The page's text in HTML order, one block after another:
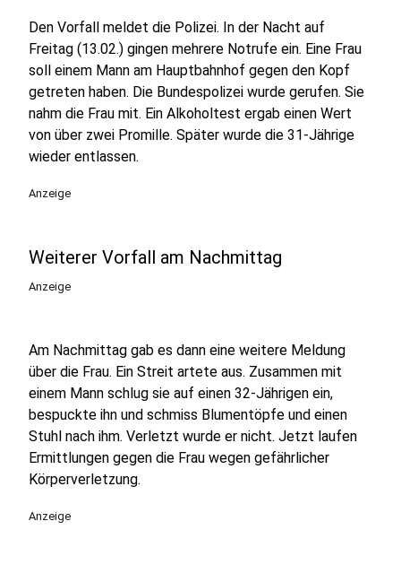
Den Vorfall meldet die Polizei. In der Nacht auf
Freitag (13.02.) gingen mehrere Notrufe ein. Eine Frau
soll einem Mann am Hauptbahnhof gegen den Kopf
getreten haben. Die Bundespolizei wurde gerufen. Sie
nahm die Frau mit. Ein Alkoholtest ergab einen Wert
von über zwei Promille. Später wurde die 31-Jährige
wieder entlassen.
Anzeige
Weiterer Vorfall am Nachmittag
Anzeige
Am Nachmittag gab es dann eine weitere Meldung
über die Frau. Ein Streit artete aus. Zusammen mit
einem Mann schlug sie auf einen 32-Jährigen ein,
bespuckte ihn und schmiss Blumentöpfe und einen
Stuhl nach ihm. Verletzt wurde er nicht. Jetzt laufen
Ermittlungen gegen die Frau wegen gefährlicher
Körperverletzung.
Anzeige